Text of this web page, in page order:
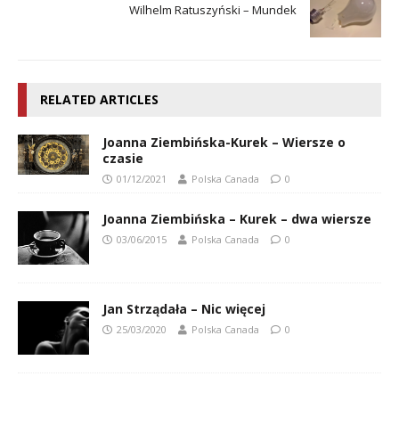
Wilhelm Ratuszyński – Mundek
RELATED ARTICLES
Joanna Ziembińska-Kurek – Wiersze o
czasie
01/12/2021 Polska Canada 0
Joanna Ziembińska – Kurek – dwa wiersze
03/06/2015 Polska Canada 0
Jan Strządała – Nic więcej
25/03/2020 Polska Canada 0